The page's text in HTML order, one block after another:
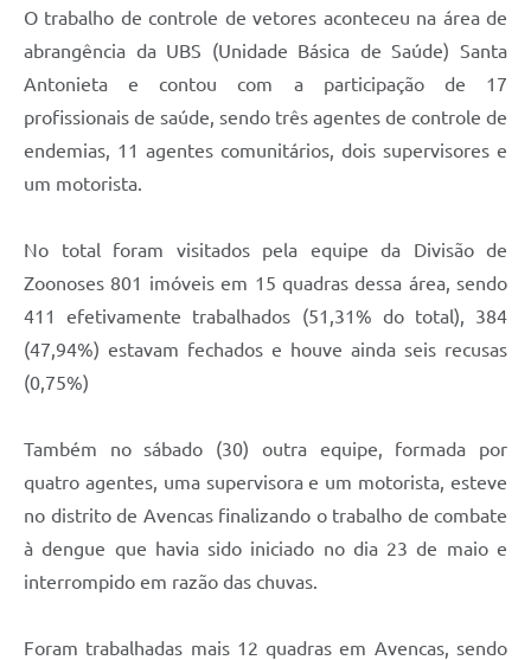
O trabalho de controle de vetores aconteceu na área de
abrangência da UBS (Unidade Básica de Saúde) Santa
Antonieta e contou com a participação de 17
profissionais de saúde, sendo três agentes de controle de
endemias, 11 agentes comunitários, dois supervisores e
um motorista.
No total foram visitados pela equipe da Divisão de
Zoonoses 801 imóveis em 15 quadras dessa área, sendo
411 efetivamente trabalhados (51,31% do total), 384
(47,94%) estavam fechados e houve ainda seis recusas
(0,75%)
Também no sábado (30) outra equipe, formada por
quatro agentes, uma supervisora e um motorista, esteve
no distrito de Avencas finalizando o trabalho de combate
à dengue que havia sido iniciado no dia 23 de maio e
interrompido em razão das chuvas.
Foram trabalhadas mais 12 quadras em Avencas, sendo